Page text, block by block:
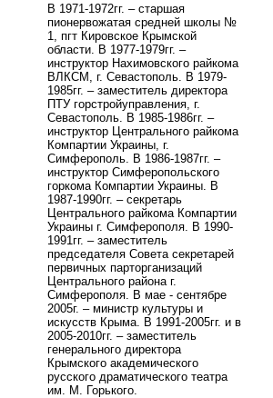
В 1971-1972гг. – старшая
пионервожатая средней школы №
1, пгт Кировское Крымской
области. В 1977-1979гг. –
инструктор Нахимовского райкома
ВЛКСМ, г. Севастополь. В 1979-
1985гг. – заместитель директора
ПТУ горстройуправления, г.
Севастополь. В 1985-1986гг. –
инструктор Центрального райкома
Компартии Украины, г.
Симферополь. В 1986-1987гг. –
инструктор Симферопольского
горкома Компартии Украины. В
1987-1990гг. – секретарь
Центрального райкома Компартии
Украины г. Симферополя. В 1990-
1991гг. – заместитель
председателя Совета секретарей
первичных парторганизаций
Центрального района г.
Симферополя. В мае - сентябре
2005г. – министр культуры и
искусств Крыма. В 1991-2005гг. и в
2005-2010гг. – заместитель
генерального директора
Крымского академического
русского драматического театра
им. М. Горького.